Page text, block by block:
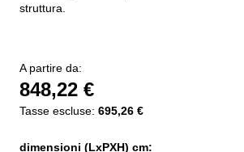
struttura.
A partire da:
848,22 €
Tasse escluse: 695,26 €
dimensioni (LxPXH) cm: